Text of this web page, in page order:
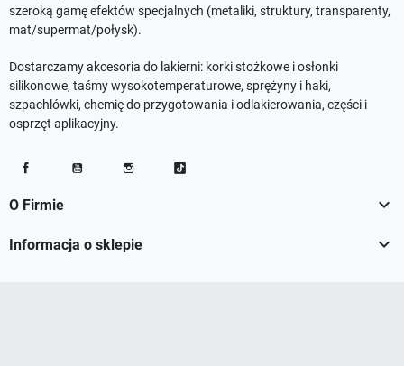
szeroką gamę efektów specjalnych (metaliki, struktury, transparenty,
mat/supermat/połysk).
Dostarczamy akcesoria do lakierni: korki stożkowe i osłonki
silikonowe, taśmy wysokotemperaturowe, sprężyny i haki,
szpachlówki, chemię do przygotowania i odlakierowania, części i
osprzęt aplikacyjny.
O Firmie 
Informacja o sklepie 